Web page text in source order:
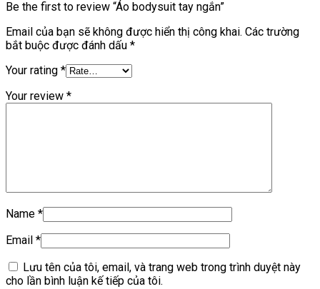
Be the first to review “Áo bodysuit tay ngắn”
Email của bạn sẽ không được hiển thị công khai. Các trường
bắt buộc được đánh dấu *
Your rating *
Your review *
Name *
Email *
Lưu tên của tôi, email, và trang web trong trình duyệt này
cho lần bình luận kế tiếp của tôi.